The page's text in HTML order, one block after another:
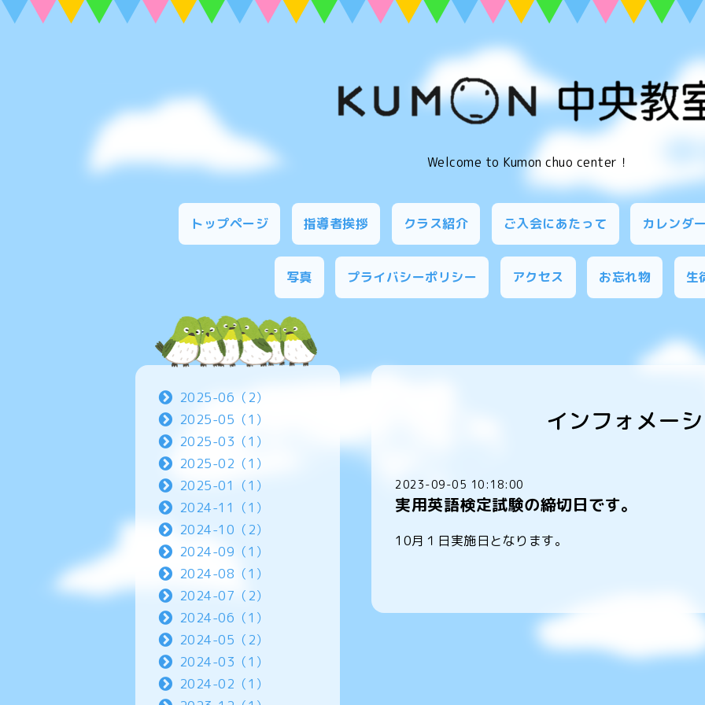
Welcome to Kumon chuo center！
トップページ 指導者挨拶 クラス紹介 ご入会にあたって カレンダ
写真 プライバシーポリシー アクセス お忘れ物 生
インフォメー
2023-09-05 10:18:00
実用英語検定試験の締切日です。
10月１日実施日となります。
2025-06（2）
2025-05（1）
2025-03（1）
2025-02（1）
2025-01（1）
2024-11（1）
2024-10（2）
2024-09（1）
2024-08（1）
2024-07（2）
2024-06（1）
2024-05（2）
2024-03（1）
2024-02（1）